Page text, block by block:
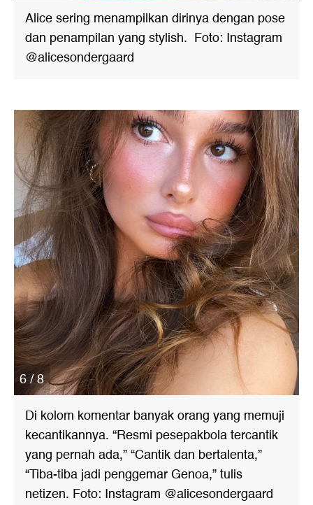
Alice sering menampilkan dirinya dengan pose
dan penampilan yang stylish. Foto: Instagram
@alicesondergaard
6 / 8
Di kolom komentar banyak orang yang memuji
kecantikannya. “Resmi pesepakbola tercantik
yang pernah ada,” “Cantik dan bertalenta,”
“Tiba-tiba jadi penggemar Genoa,” tulis
netizen. Foto: Instagram @alicesondergaard